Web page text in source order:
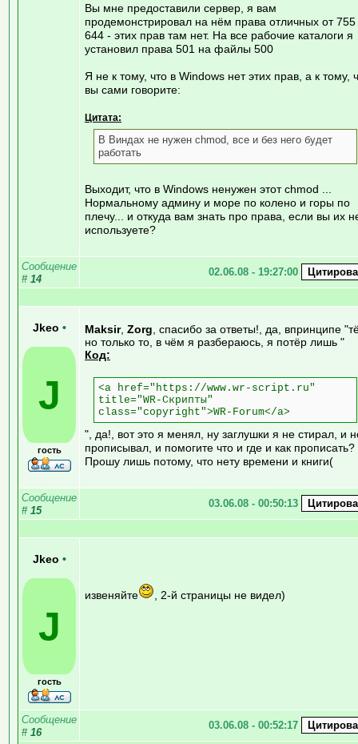
Вы мне предоставили сервер, я вам
продемонстрировал на нём права отличных от 755
644 - этих прав там нет. На все рабочие каталоги я
установил права 501 на файлы 500
Я не к тому, что в Windows нет этих прав, а к тому,
вы сами говорите:
Цитата:
В Виндах не нужен chmod, все и без него будет
работать
Выходит, что в Windows ненужен этот chmod ...
Нормальному админу и море по колено и горы по
плечу... и откуда вам знать про права, если вы их
используете?
Сообщение
# 14
02.06.08 - 19:27:00
Jkeo •
J
гость
Maksir, Zorg , спасибо за ответы!, да, впринципе
но только то, в чём я разбераюсь, я потёр лишь "
Код:
<a href="https://www.wr-script.ru"
title="WR-Скрипты"
class="copyright">WR-Forum</a>
", да!, вот это я менял, ну заглушки я не стирал, и
прописывал, и помогите что и где и как прописать?
Прошу лишь потому, что нету времени и книги(
Сообщение
# 15
03.06.08 - 00:50:13
Jkeo •
J
гость
извеняйте , 2-й страницы не видел)
Сообщение
# 16
03.06.08 - 00:52:17